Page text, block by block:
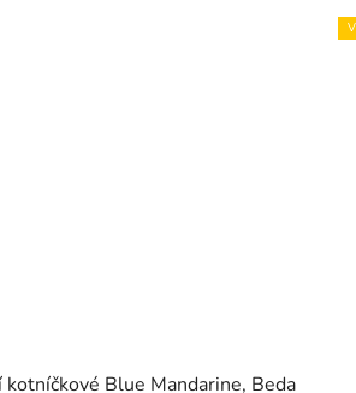
kotníčkové Blue Mandarine, Beda